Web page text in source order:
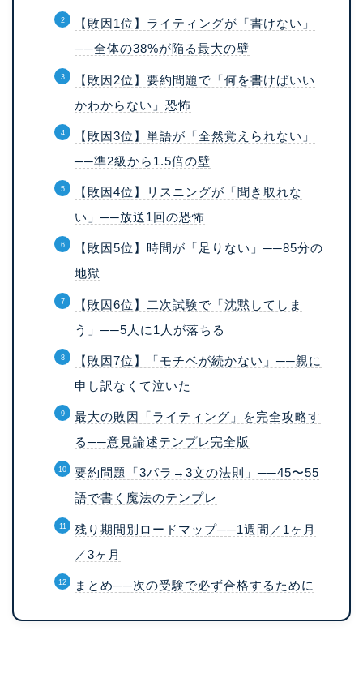
【敗因1位】ライティングが「書けない」
──全体の38%が陥る最大の壁
【敗因2位】要約問題で「何を書けばいい
かわからない」恐怖
【敗因3位】単語が「全然覚えられない」
──準2級から1.5倍の壁
【敗因4位】リスニングが「聞き取れな
い」──放送1回の恐怖
【敗因5位】時間が「足りない」──85分の
地獄
【敗因6位】二次試験で「沈黙してしま
う」──5人に1人が落ちる
【敗因7位】「モチベが続かない」──親に
申し訳なくて泣いた
最大の敗因「ライティング」を完全攻略す
る──意見論述テンプレ完全版
要約問題「3パラ→3文の法則」──45〜55
語で書く魔法のテンプレ
残り期間別ロードマップ──1週間／1ヶ月
／3ヶ月
まとめ──次の受験で必ず合格するために